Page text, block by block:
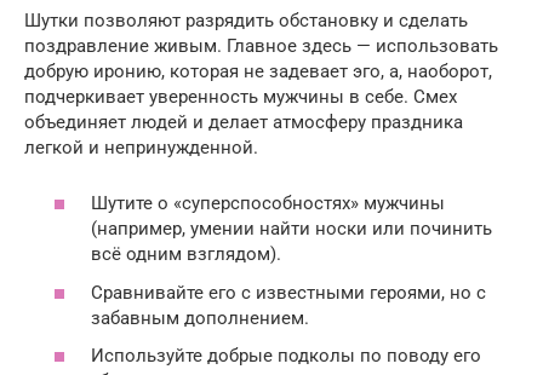
Шутки позволяют разрядить обстановку и сделать
поздравление живым. Главное здесь — использовать
добрую иронию, которая не задевает эго, а, наоборот,
подчеркивает уверенность мужчины в себе. Смех
объединяет людей и делает атмосферу праздника
легкой и непринужденной.
Шутите о «суперспособностях» мужчины
(например, умении найти носки или починить
всё одним взглядом).
Сравнивайте его с известными героями, но с
забавным дополнением.
Используйте добрые подколы по поводу его